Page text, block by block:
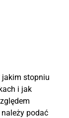
jakim stopniu
i jak
podać